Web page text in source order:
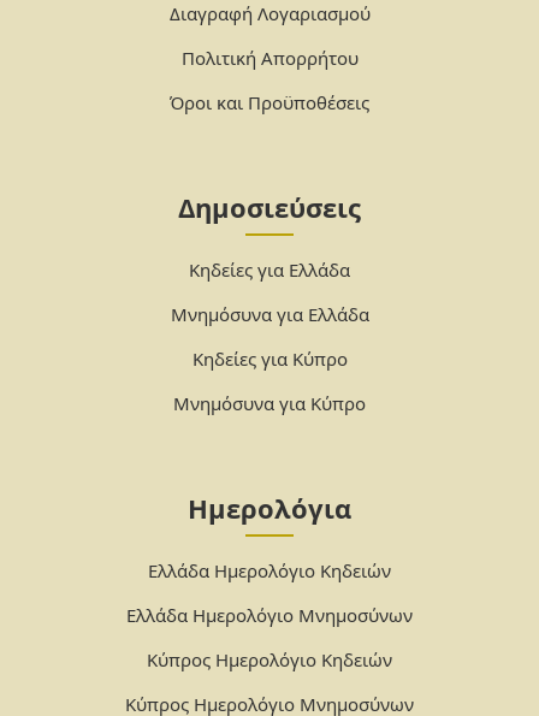
Διαγραφή Λογαριασμού
Πολιτική Απορρήτου
Όροι και Προϋποθέσεις
Δημοσιεύσεις
Κηδείες για Ελλάδα
Μνημόσυνα για Ελλάδα
Κηδείες για Κύπρο
Μνημόσυνα για Κύπρο
Ημερολόγια
Ελλάδα Ημερολόγιο Κηδειών
Ελλάδα Ημερολόγιο Μνημοσύνων
Κύπρος Ημερολόγιο Κηδειών
Κύπρος Ημερολόγιο Μνημοσύνων